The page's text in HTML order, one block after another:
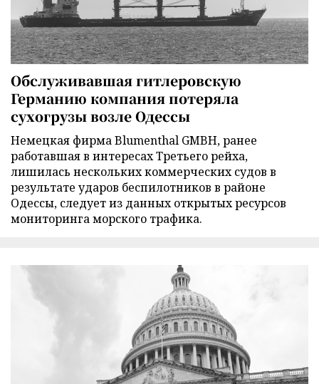
Обслуживавшая гитлеровскую
Германию компания потеряла
сухогрузы возле Одессы
Немецкая фирма Blumenthal GMBH, ранее
работавшая в интересах Третьего рейха,
лишилась нескольких коммерческих судов в
результате ударов беспилотников в районе
Одессы, следует из данных открытых ресурсов
мониторинга морского трафика.